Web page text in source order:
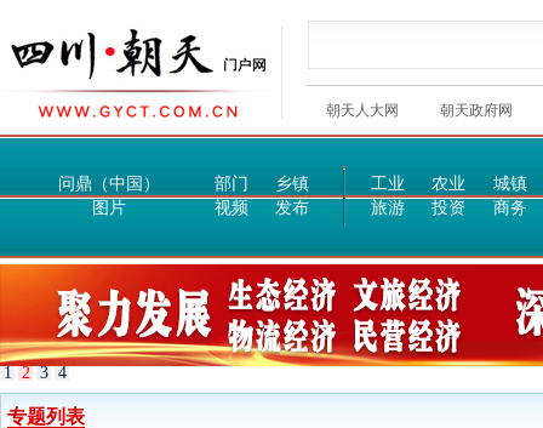
朝天人大网 朝天政府网
问鼎（中国） 部门
乡镇
图片
视频 发布
工业 农业
城镇
旅游
投资 商务
1 2 3 4
专题列表